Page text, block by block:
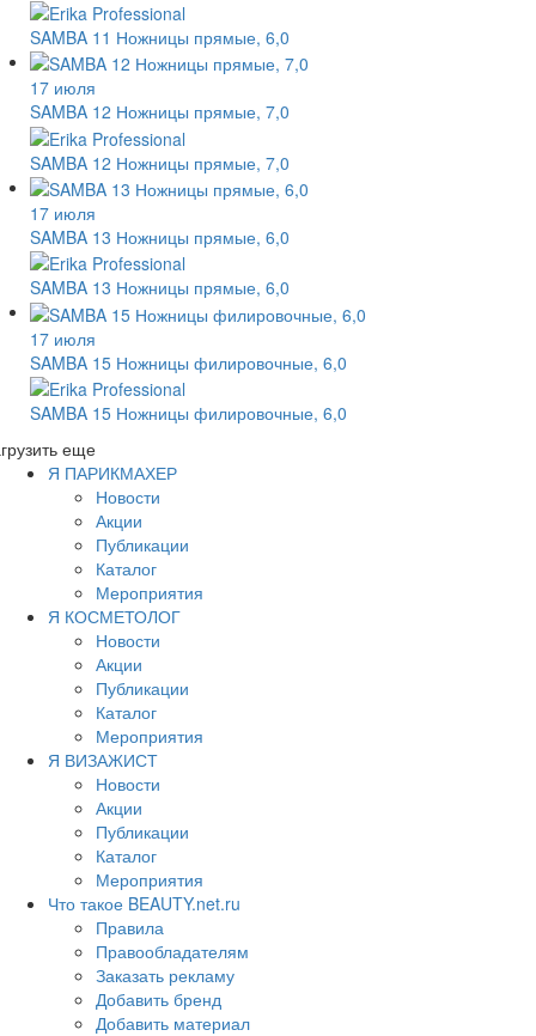
SAMBA 11 Ножницы прямые, 6,0
17 июля
SAMBA 12 Ножницы прямые, 7,0
SAMBA 12 Ножницы прямые, 7,0
17 июля
SAMBA 13 Ножницы прямые, 6,0
SAMBA 13 Ножницы прямые, 6,0
17 июля
SAMBA 15 Ножницы филировочные, 6,0
SAMBA 15 Ножницы филировочные, 6,0
еще
Я ПАРИКМАХЕР
Новости
Акции
Публикации
Каталог
Мероприятия
Я КОСМЕТОЛОГ
Новости
Акции
Публикации
Каталог
Мероприятия
Я ВИЗАЖИСТ
Новости
Акции
Публикации
Каталог
Мероприятия
Что такое BEAUTY.net.ru
Правила
Правообладателям
Заказать рекламу
Добавить бренд
Добавить материал